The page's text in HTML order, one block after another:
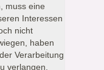
muss eine
Interessen
nicht
haben
Verarbeitung
verlangen.